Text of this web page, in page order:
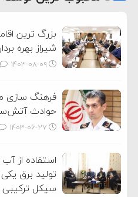
بزرگ ترین
شیراز بهره
۱۴۰۳-۰۸-۰۹
حوادث
۱۴۰۳-۰۶-۲۷
استفاده از
تولید برق
سیکل ترکیبی